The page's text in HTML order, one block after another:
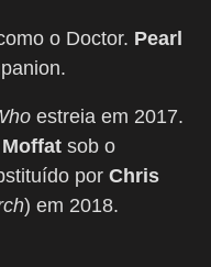
o Doctor. Pearl
estreia em 2017.
sob o
por Chris
) em 2018.